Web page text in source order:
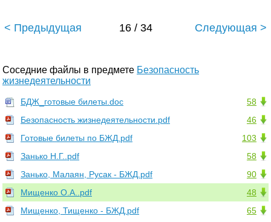
< Предыдущая 16 / 34 Следующая >
Соседние файлы в предмете Безопасность
жизнедеятельности
58
БДЖ_готовые билеты.doc
46
Безопасность жизнедеятельности.pdf
103
Готовые билеты по БЖД.pdf
58
Занько Н.Г..pdf
90
Занько, Малаян, Русак - БЖД.pdf
48
Мищенко О.А..pdf
65
Мищенко, Тищенко - БЖД.pdf